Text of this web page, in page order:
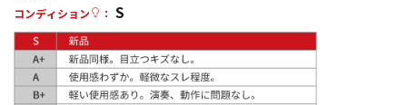
中古 ヴィンテージ
コンディション
： S